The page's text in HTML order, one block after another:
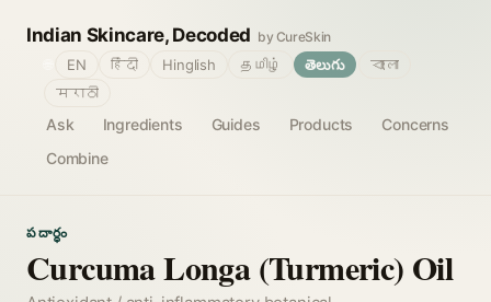
Indian Skincare, Decoded by CureSkin
Ask Ingredients Guides Products
Concerns
Combine
EN हिंदी Hinglish தமிழ் తెలుగు
বাংলা
मराठी
పదార్థం
Curcuma Longa (Turmeric) Oil